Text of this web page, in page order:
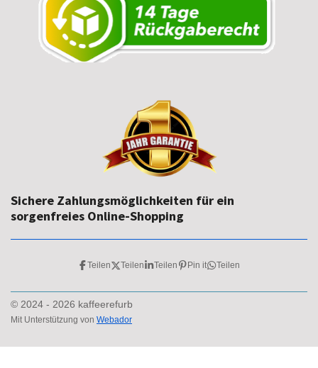
Sichere Zahlungsmöglichkeiten für ein
sorgenfreies Online-Shopping
Teilen Teilen Teilen Pin it Teilen
© 2024 - 2026 kaffeerefurb
Mit Unterstützung von Webador